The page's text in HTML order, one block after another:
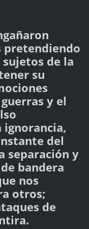
pretendiendo
de la
su
y el
del
separación y
bandera
nos
otros;
de